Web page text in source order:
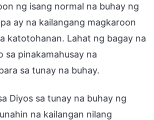
ng isang normal na buhay ng
ay na kailangang magkaroon
katotohanan. Lahat ng bagay na
sa pinakamahusay na
sa tunay na buhay.
Diyos sa tunay na buhay ng
na kailangan nilang